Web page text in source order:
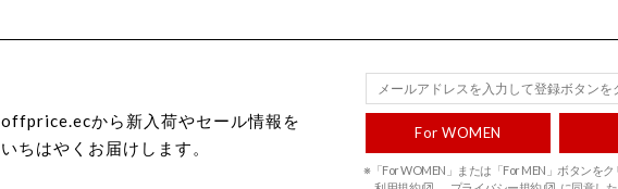
offprice.ecから新入荷やセール情報を
いちはやくお届けします。
For WOMEN
※「For WOMEN」または「For MEN」ボタンをク